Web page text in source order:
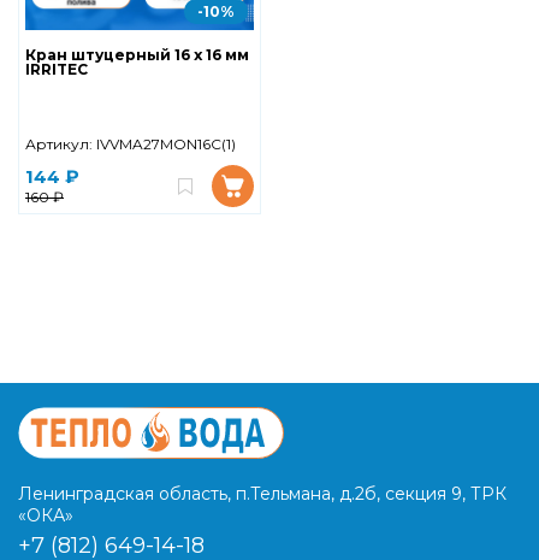
-10%
Кран штуцерный 16 х 16 мм
IRRITEC
Артикул: IVVMA27MON16C(1)
144 ₽
160 ₽
Ленинградская область, п.Тельмана, д.2б, секция 9, ТРК
«ОКА»
+7 (812) 649-14-18